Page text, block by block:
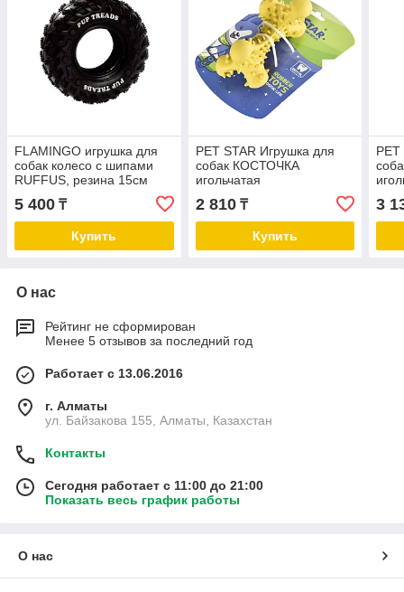
FLAMINGO игрушка для
собак колесо с шипами
RUFFUS, резина 15см
5 400 ₸
Купить
PET STAR Игрушка для
собак КОСТОЧКА
игольчатая
2 810₸
Купить
PET
3
О нас
Рейтинг не сформирован
Менее 5 отзывов за последний год
Работает с 13.06.2016
г. Алматы
ул. Байзакова 155, Алматы, Казахстан
Контакты
Сегодня работает с 11:00 до 21:00
Показать весь график работы
О нас